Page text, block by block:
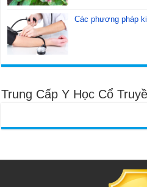
Các phương pháp
Trung Cấp Y Học Cổ